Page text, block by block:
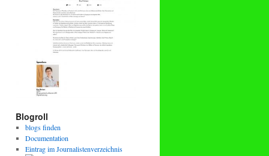
Blogroll
blogs finden
Documentation
Eintrag im Journalistenverzeichnis